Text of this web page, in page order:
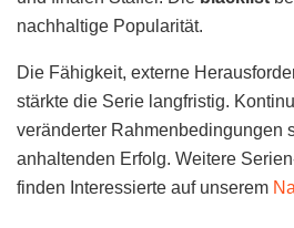
nachhaltige Popularität.
Die Fähigkeit, externe
stärkte die Serie langfristig.
veränderter Rahmenbedingungen
anhaltenden Erfolg. Weitere
finden Interessierte auf unserem